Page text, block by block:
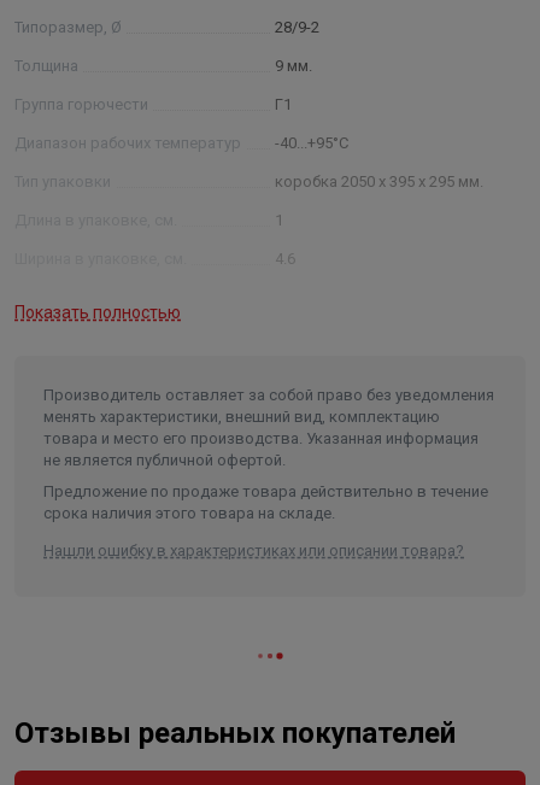
Типоразмер, Ø 28/9-2
Толщина 9 мм.
Группа горючести Г1
Диапазон рабочих температур -40...+95°С
Тип упаковки коробка 2050 x 395 x 295 мм.
1
4.6
Ширина 46
0.002116
Показать полностью
Производитель оставляет за собой право без уведомления
менять характеристики, внешний вид, комплектацию
товара и место его производства. Указанная информация
не является публичной офертой.
Предложение по продаже товара действительно в течение
срока наличия этого товара на складе.
Нашли ошибку в характеристиках или описании товара?
Отзывы реальных покупателей